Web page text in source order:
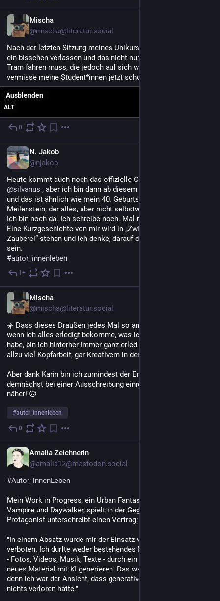
Mischa
@mischa@literatur.social
Nach der letzten Sitzung meines Unikurses fühle ich mich fast
ein bisschen verlassen und das nicht nur, weil ich ersatzweise
Tram fahren muss, die jedoch auf sich warten lässt... Ich
vermisse meine Student*innen jetzt schon
ALT
Ausblenden
0
N. Jakob
@njakob
@silvanus , aber ich bin dann ab diesem Monat Verlagsautorin
und das ist ähnlich wie mein 40. Geburtstag heute ein
Meilenstein, der alles, aber nicht selbstverständlich war.
Ich bin noch da. Ich schreibe noch. Mal mehr, mal weniger.
Eine Kurzgeschichte von mir wird in „Zwischen Zerberus und
Zauberei“ stehen und ich denke, darauf darf ich auch mal stolz
sein.
#autor_innenleben
1+
Mischa
@mischa@literatur.social
☀️ Dass dieses Draußen jedes Mal so anstrengend ist ... selbst
wenn ich alles erledigt bekomme, was ich mir vorgenommen
habe, bin ich hinterher immer ganz erledigt und nicht mehr zu
allzu viel Kopfarbeit, gar Kreativem in der Lage. 🙄
Aber dank Karin bin ich zumindest der Entscheidung, was ich
demnächst bei einer Ausschreibung einreichen werde, sehr viel
näher! 🙃
#autor_innenleben
0
Amalia Zeichnerin
@amalia12@mastodon.social
#Autor_innenLeben
Mein Work in Progress, ein Urban Fantasy Roman über
Vampire und Daywalker, spielt in der Gegenwart. Mein
Protagonist unterschreibt einen Vertrag:
"In einem Absatz wurde mir der Einsatz von generativer KI
verboten. Ich durfte weder bestehendes Material über die Band
- Fotos, Videos, Musik, Texte - durch ein KI-System jagen, noch
neues Material mit KI generieren. Das war mir mehr als recht,
denn ich war der Ansicht, dass generative KI in der Kunst
nichts verloren hatte."